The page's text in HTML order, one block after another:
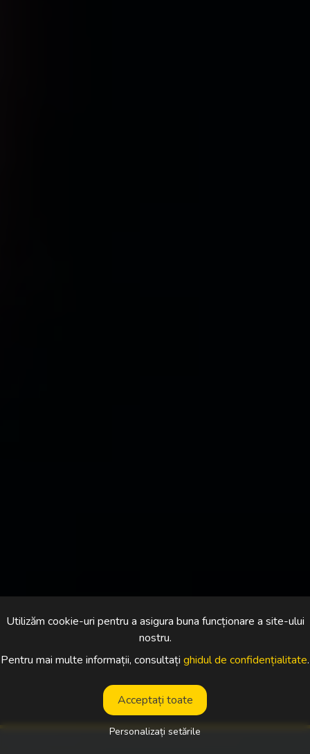
Utilizăm cookie-uri pentru a asigura buna funcționare a site-ului
nostru.
Pentru mai multe informații, consultați ghidul de confidențialitate.
Acceptați toate
Personalizați setările